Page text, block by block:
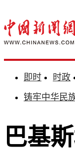
即时 时政
铸牢中华民
巴基